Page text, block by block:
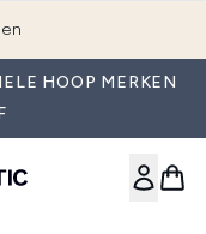
HOOP MERKEN